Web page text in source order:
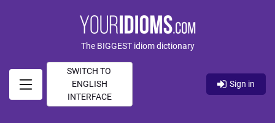
The BIGGEST idiom dictionary
SWITCH TO
ENGLISH
INTERFACE
Sign in